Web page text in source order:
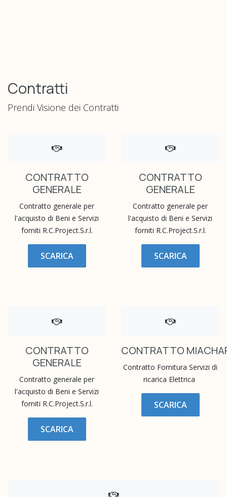
Contratti
Prendi Visione dei Contratti
CONTRATTO
GENERALE
Contratto generale per
l'acquisto di Beni e Servizi
forniti R.C.Project.S.r.l.
SCARICA
CONTRATTO
GENERALE
Contratto generale per
l'acquisto di Beni e Servizi
forniti R.C.Project.S.r.l.
SCARICA
CONTRATTO
GENERALE
Contratto generale per
l'acquisto di Beni e Servizi
forniti R.C.Project.S.r.l.
SCARICA
CONTRATTO
Contratto Fornitura Servizi di
ricarica Elettrica
SCARICA